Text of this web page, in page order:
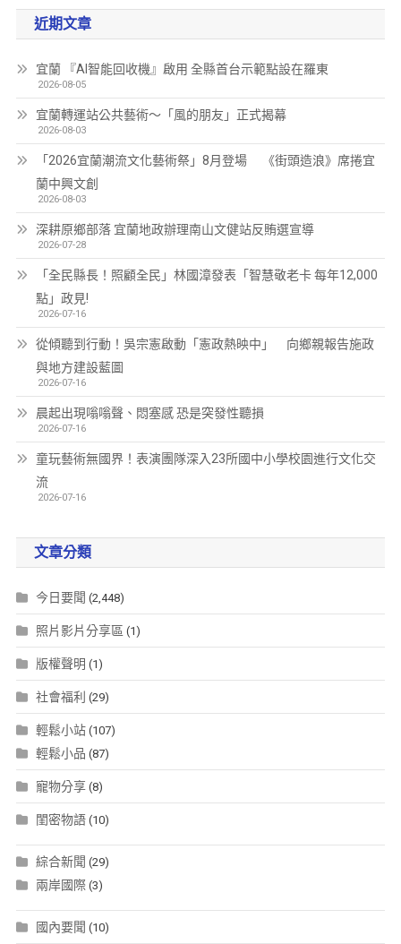
近期文章
宜蘭 『AI智能回收機』啟用 全縣首台示範點設在羅東
2026-08-05
宜蘭轉運站公共藝術～「風的朋友」正式揭幕
2026-08-03
「2026宜蘭潮流文化藝術祭」8月登場 《街頭造浪》席捲宜
蘭中興文創
2026-08-03
深耕原鄉部落 宜蘭地政辦理南山文健站反賄選宣導
2026-07-28
「全民縣長！照顧全民」林國漳發表「智慧敬老卡 每年12,000
點」政見!
2026-07-16
從傾聽到行動！吳宗憲啟動「憲政熱映中」 向鄉親報告施政
與地方建設藍圖
2026-07-16
晨起出現嗡嗡聲、悶塞感 恐是突發性聽損
2026-07-16
童玩藝術無國界！表演團隊深入23所國中小學校園進行文化交
流
2026-07-16
文章分類
今日要聞 (2,448)
照片影片分享區 (1)
版權聲明 (1)
社會福利 (29)
輕鬆小站(107)
輕鬆小品 (87)
寵物分享(8)
閨密物語(10)
綜合新聞 (29)
兩岸國際(3)
國內要聞 (10)